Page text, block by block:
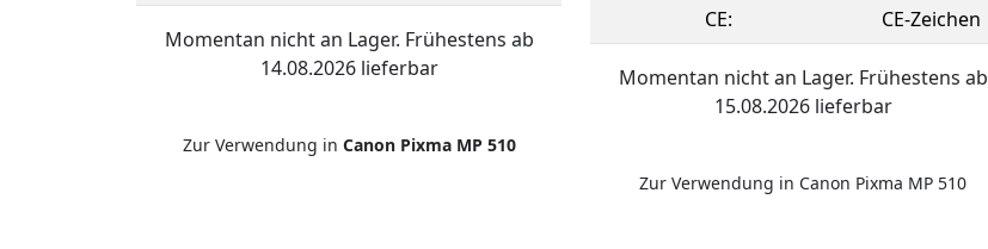
Momentan nicht an Lager. Frühestens ab
14.08.2026 lieferbar
Zur Verwendung in Canon Pixma MP 510
CE:
CE-Zeichen
Momentan nicht an Lager. Frühestens ab
15.08.2026 lieferbar
Zur Verwendung in Canon Pixma MP 510